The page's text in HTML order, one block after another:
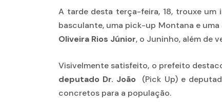
A tarde desta terça-feira, 18, trouxe
basculante, uma pick-up Montana e
Oliveira Rios Júnior, o Juninho, além de
Visivelmente satisfeito, o prefeito
deputado Dr. João (Pick Up) e
concretos para a população.